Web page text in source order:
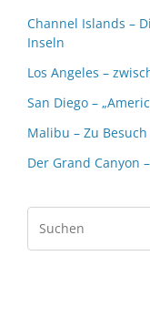
Channel Islands –
Inseln
Los Angeles –
San Diego –
Malibu – Zu
Der Grand Canyon